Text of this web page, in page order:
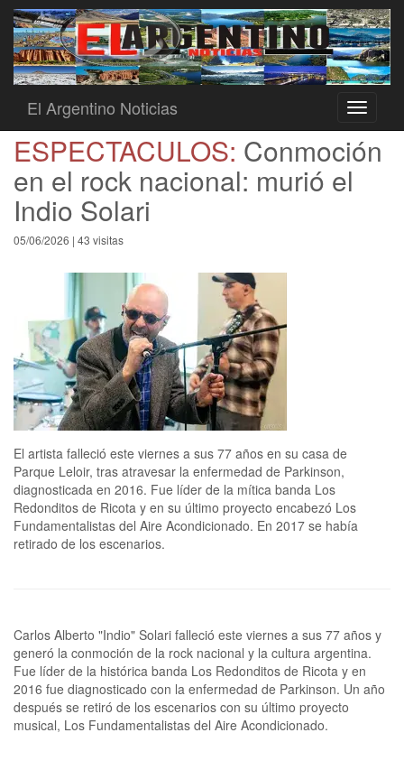
Toggle
El Argentino Noticias
ESPECTACULOS: Conmoción
en el rock nacional: murió el
Indio Solari
05/06/2026 | 43 visitas
El artista falleció este viernes a sus 77 años en su casa de
Parque Leloir, tras atravesar la enfermedad de Parkinson,
diagnosticada en 2016. Fue líder de la mítica banda Los
Redonditos de Ricota y en su último proyecto encabezó Los
Fundamentalistas del Aire Acondicionado. En 2017 se había
retirado de los escenarios.
Carlos Alberto "Indio" Solari falleció este viernes a sus 77 años y
generó la conmoción de la rock nacional y la cultura argentina.
Fue líder de la histórica banda Los Redonditos de Ricota y en
2016 fue diagnosticado con la enfermedad de Parkinson. Un año
después se retiró de los escenarios con su último proyecto
musical, Los Fundamentalistas del Aire Acondicionado.